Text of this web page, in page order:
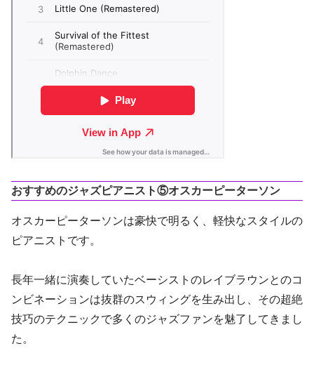
おすすめのジャズピアニスト⑤オスカーピーターソン
オスカーピーターソンは豪快で明るく、軽快なスタイルの
ピアニストです。
長年一緒に演奏していたベーシストのレイブラウンとのコ
ンビネーションは抜群のスウィングを生み出し、その超絶
技巧のテクニックで多くのジャズファンを魅了してきまし
た。